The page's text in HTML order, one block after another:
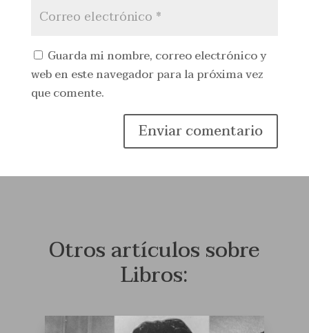
Guarda mi nombre, correo electrónico y
web en este navegador para la próxima vez
que comente.
Enviar comentario
Otros artículos sobre
Libros: